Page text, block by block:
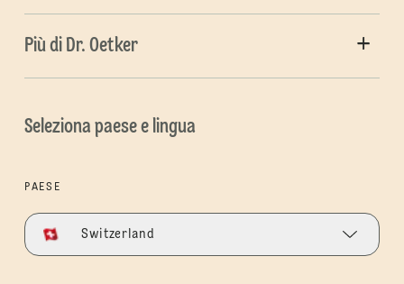
Più di Dr. Oetker
Seleziona paese e lingua
PAESE
Switzerland